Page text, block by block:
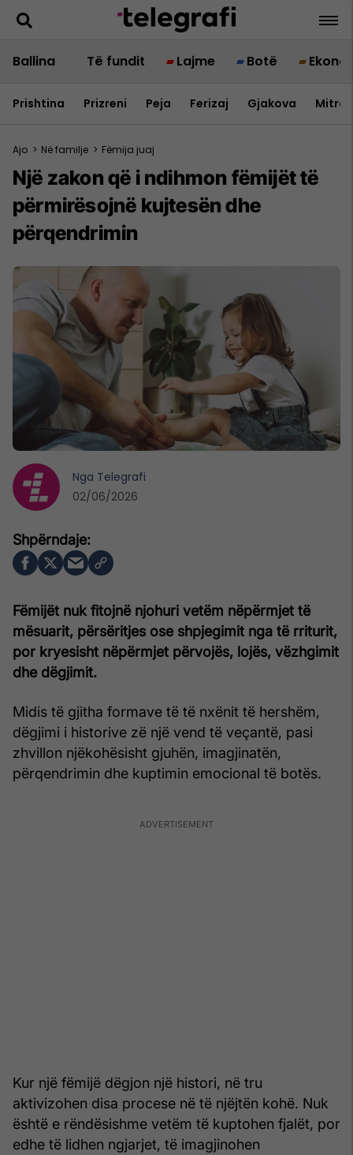
Ballina Të fundit Lajme Botë
Prishtina Prizreni Peja Ferizaj Gjakova
Ajo > Në familje > Fëmija juaj
Një zakon që i ndihmon fëmijët të
përmirësojnë kujtesën dhe
përqendrimin
Fëmijët nuk fitojnë njohuri vetëm nëpërmjet të
mësuarit, përsëritjes ose shpjegimit nga të rriturit,
por kryesisht nëpërmjet përvojës, lojës, vëzhgimit
dhe dëgjimit.
Midis të gjitha formave të të nxënit të hershëm,
dëgjimi i historive zë një vend të veçantë, pasi
zhvillon njëkohësisht gjuhën, imagjinatën,
përqendrimin dhe kuptimin emocional të botës.
Kur një fëmijë dëgjon një histori, në tru
aktivizohen disa procese në të njëjtën kohë. Nuk
është e rëndësishme vetëm të kuptohen fjalët, por
edhe të lidhen ngjarjet, të imagjinohen
Nga Telegrafi
02/06/2026